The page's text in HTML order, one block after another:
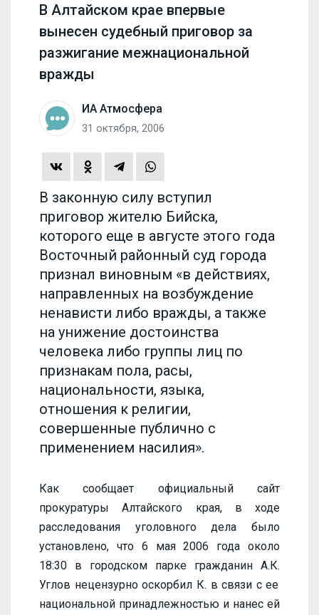
В Алтайском крае впервые
вынесен судебный приговор за
разжигание межнациональной
вражды
ИА Атмосфера
31 октября, 2006
В законную силу вступил
приговор жителю Бийска,
которого еще в августе этого года
Восточный районный суд города
признал виновным «в действиях,
направленных на возбуждение
ненависти либо вражды, а также
на унижение достоинства
человека либо группы лиц по
признакам пола, расы,
национальности, языка,
отношения к религии,
совершенные публично с
применением насилия».
Как сообщает официальный сайт
прокуратуры Алтайского края, в ходе
расследования уголовного дела было
установлено, что 6 мая 2006 года около
18:30 в городском парке
гражданин А.К.
Углов нецензурно оскорбил К. в связи с ее
национальной принадлежностью и нанес ей